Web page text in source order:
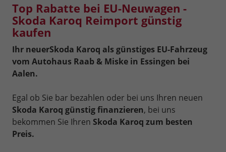
Top Rabatte bei EU-Neuwagen -
Skoda Karoq Reimport günstig
kaufen
Ihr neuerSkoda Karoq als günstiges EU-Fahrzeug
vom Autohaus Raab & Miske in Essingen bei
Aalen.
Egal ob Sie bar bezahlen oder bei uns Ihren neuen
Skoda Karoq günstig finanzieren, bei uns
bekommen Sie Ihren Skoda Karoq zum besten
Preis.